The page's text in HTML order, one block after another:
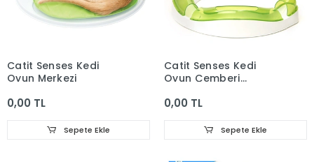
Catit Senses Kedi
Oyun Merkezi
0,00 TL
Sepete Ekle
Catit Senses Kedi
Oyun Çemberi
0,00 TL
Sepete Ekle